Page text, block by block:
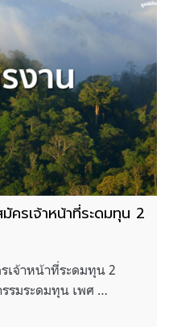
ครเจ้าหน้าที่ระดมทุน 2
เจ้าหน้าที่ระดมทุน 2
รมระดมทุน เพศ …
เปิดรับสมัครเจ้าหน้าที่ระดมทุน